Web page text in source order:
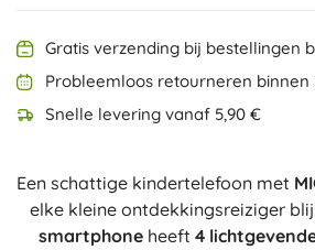
Gratis verzending bij bestellingen
Probleemloos retourneren binnen
Snelle levering vanaf 5,90 €
Een schattige kindertelefoon met
elke kleine ontdekkingsreiziger
smartphone heeft 4